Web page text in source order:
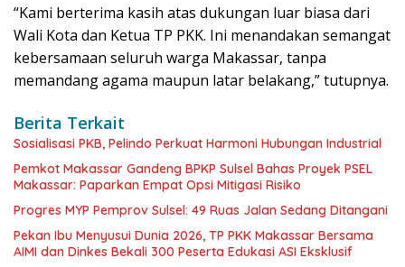
“Kami berterima kasih atas dukungan luar biasa dari
Wali Kota dan Ketua TP PKK. Ini menandakan semangat
kebersamaan seluruh warga Makassar, tanpa
memandang agama maupun latar belakang,” tutupnya.
Berita Terkait
Sosialisasi PKB, Pelindo Perkuat Harmoni Hubungan Industrial
Pemkot Makassar Gandeng BPKP Sulsel Bahas Proyek PSEL
Makassar: Paparkan Empat Opsi Mitigasi Risiko
Progres MYP Pemprov Sulsel: 49 Ruas Jalan Sedang Ditangani
Pekan Ibu Menyusui Dunia 2026, TP PKK Makassar Bersama
AIMI dan Dinkes Bekali 300 Peserta Edukasi ASI Eksklusif